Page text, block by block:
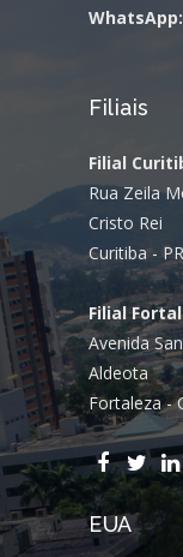
WhatsApp:
Filiais
Filial
Rua Zeila
Cristo Rei
Curitiba - PR
Filial
Avenida
Aldeota
Fortaleza -
EUA